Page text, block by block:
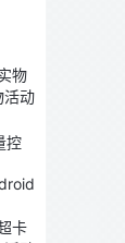
物
活动
控
卡